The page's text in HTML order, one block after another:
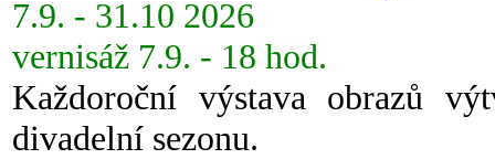
7.9. - 31.10 2026
vernisáž 7.9. - 18 hod.
Každoroční výstava obrazů
divadelní sezonu.